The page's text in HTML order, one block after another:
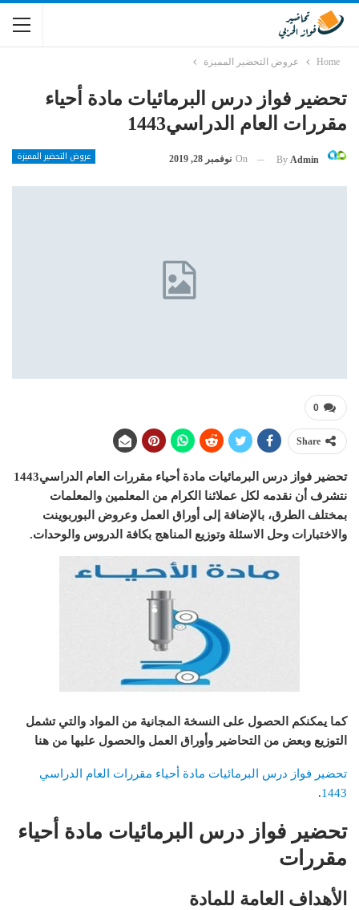
Home عروض التحضير المميزة
تحضير فواز درس البرمائيات مادة أحياء
مقررات العام الدراسي1443
عروض التحضير المميزة By Admin
On نوفمبر 28, 2019
0
Share
تحضير فواز درس البرمائيات مادة أحياء مقررات العام الدراسي1443
نتشرف أن نقدمه لكل عملائنا الكرام من المعلمين والمعلمات
بمختلف الطرق، بالإضافة إلى أوراق العمل وعروض البوربوينت
والاختبارات وحل الاسئلة وتوزيع المناهج بكافة الدروس والوحدات.
كما يمكنكم الحصول على النسخة المجانية من المواد والتي تشمل
التوزيع وبعض من التحاضير وأوراق العمل والحصول عليها من هنا
تحضير فواز درس البرمائيات مادة أحياء مقررات العام الدراسي
1443
.
تحضير فواز درس البرمائيات مادة أحياء
مقررات
الأهداف العامة للمادة